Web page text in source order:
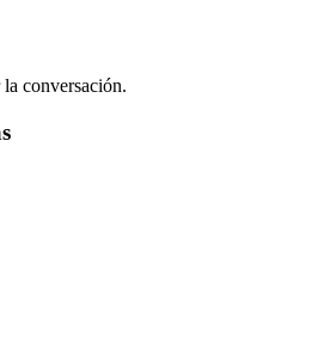
conversación.